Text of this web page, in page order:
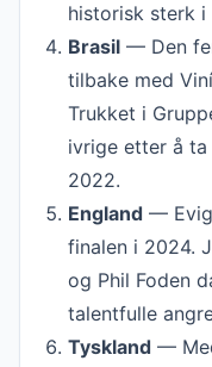
historisk sterk
Brasil — Den
tilbake med
Trukket i
ivrige etter å
2022.
England —
finalen i 2024.
og Phil Foden
talentfulle
Tyskland —